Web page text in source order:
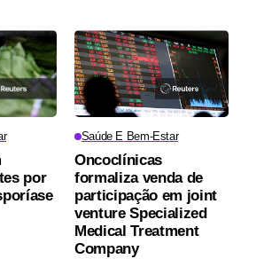
por
Saúde E Bem-Estar
Oncoclínicas
formaliza venda de
participação em joint
venture Specialized
Medical Treatment
Company